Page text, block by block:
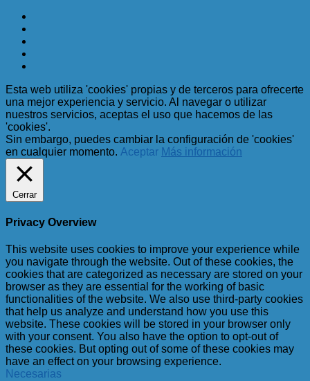
Esta web utiliza 'cookies' propias y de terceros para ofrecerte
una mejor experiencia y servicio. Al navegar o utilizar
nuestros servicios, aceptas el uso que hacemos de las
'cookies'.
Sin embargo, puedes cambiar la configuración de 'cookies'
en cualquier momento. Aceptar Más información
Cerrar
Privacy Overview
This website uses cookies to improve your experience while
you navigate through the website. Out of these cookies, the
cookies that are categorized as necessary are stored on your
browser as they are essential for the working of basic
functionalities of the website. We also use third-party cookies
that help us analyze and understand how you use this
website. These cookies will be stored in your browser only
with your consent. You also have the option to opt-out of
these cookies. But opting out of some of these cookies may
have an effect on your browsing experience.
Necesarias